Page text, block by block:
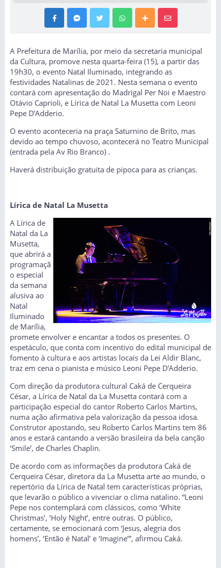
A Prefeitura de Marília, por meio da secretaria municipal
da Cultura, promove nesta quarta-feira (15), a partir das
19h30, o evento Natal Iluminado, integrando as
festividades Natalinas de 2021. Nesta semana o evento
contará com apresentação do Madrigal Per Noi e Maestro
Otávio Caprioli, e Lírica de Natal La Musetta com Leoni
Pepe D’Adderio.
O evento aconteceria na praça Saturnino de Brito, mas
devido ao tempo chuvoso, acontecerá no Teatro Municipal
(entrada pela Av Rio Branco) .
Haverá distribuição gratuita de pipoca para as crianças.
Lírica de Natal La Musetta
A Lírica de
Natal da La
Musetta,
que abrirá a
programaçã
o especial
da semana
alusiva ao
Natal
Iluminado
de Marília,
promete envolver e encantar a todos os presentes. O
espetáculo, que conta com incentivo do edital municipal de
fomento à cultura e aos artistas locais da Lei Aldir Blanc,
traz em cena o pianista e músico Leoni Pepe D’Adderio.
Com direção da produtora cultural Caká de Cerqueira
César, a Lírica de Natal da La Musetta contará com a
participação especial do cantor Roberto Carlos Martins,
numa ação afirmativa pela valorização da pessoa idosa.
Construtor apostando, seu Roberto Carlos Martins tem 86
anos e estará cantando a versão brasileira da bela canção
‘Smile’, de Charles Chaplin.
De acordo com as informações da produtora Caká de
Cerqueira César, diretora da La Musetta arte ao mundo, o
repertório da Lírica de Natal tem características próprias,
que levarão o público a vivenciar o clima natalino. “Leoni
Pepe nos contemplará com clássicos, como ‘White
Christmas’, ‘Holy Night’, entre outras. O público,
certamente, se emocionará com ‘Jesus, alegria dos
homens’, ‘Então é Natal’ e ‘Imagine’”, afirmou Caká.